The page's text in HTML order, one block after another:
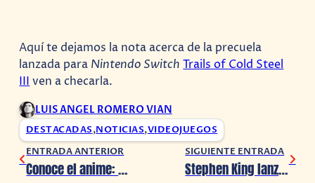
Aquí te dejamos la nota acerca de la precuela
lanzada para Nintendo Switch Trails of Cold Steel
III ven a checarla.
LUIS ANGEL ROMERO VIAN
DESTACADAS,NOTICIAS,VIDEOJUEGOS
ENTRADA ANTERIOR
Conoce el anime: To Your Eternity
SIGUIENTE ENTRADA
Stephen King lanza su primer álbum de rap en ‘April Fools’